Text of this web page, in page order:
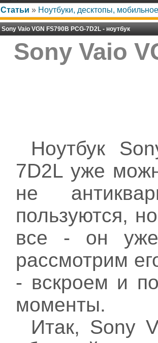
Статьи » Ноутбуки, десктопы, мобильное
Sony Vaio VGN FS790B PCG-7D2L - ноутбук
Sony Vaio
Ноутбук
7D2L уже
не
пользуются,
все - он
рассмотрим
- вскроем и
моменты.
Итак, Sony